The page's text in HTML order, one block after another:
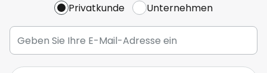
Privatkunde Unternehmen